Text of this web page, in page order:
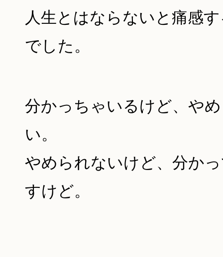
人生とはならないと痛感
でした。
分かっちゃいるけど、や
い。
やめられないけど、分か
すけど。